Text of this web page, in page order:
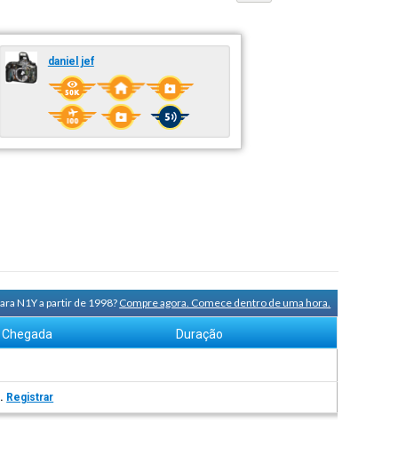
daniel jef
N1Y a partir de 1998?Compre agora. Comece dentro de uma hora.
Chegada Duração
Registrar